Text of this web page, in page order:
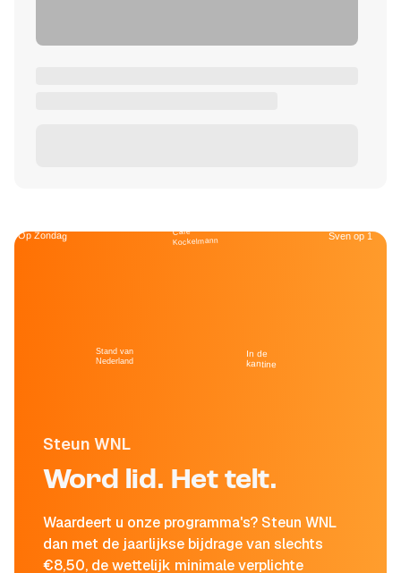
Steun WNL
Word lid. Het telt.
Waardeert u onze programma's? Steun WNL
dan met de jaarlijkse bijdrage van slechts
€8,50, de wettelijk minimale verplichte
Op Zondag
Stand van
Nederland
Café
Kockelmann
In de
kantine
Sven op 1